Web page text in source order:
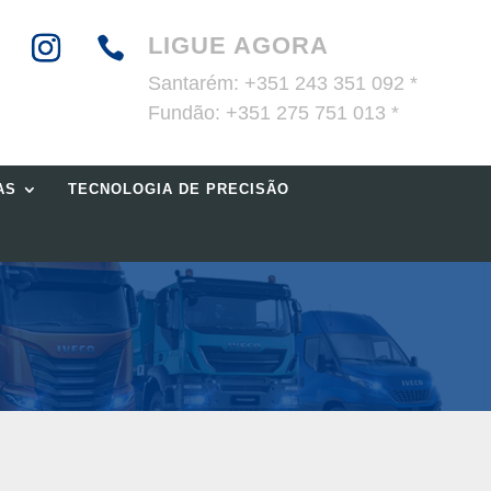
 LIGUE AGORA
Santarém: +351 243 351 092 *
Fundão: +351 275 751 013 *
TECNOLOGIA DE PRECISÃO